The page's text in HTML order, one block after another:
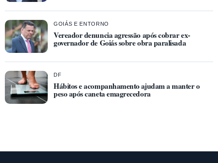
GOIÁS E ENTORNO
Vereador denuncia agressão após cobrar ex-
governador de Goiás sobre obra paralisada
DF
Hábitos e acompanhamento ajudam a manter o
peso após caneta emagrecedora